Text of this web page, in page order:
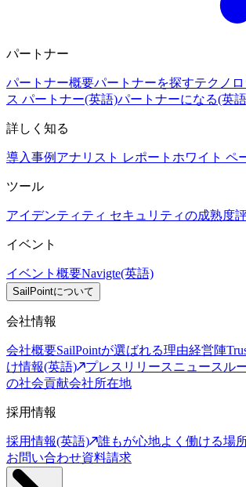
パートナー
パートナー概要パートナーを探すテクノ
ス パートナー(英語)パートナーになる(英
詳しく知る
導入事例 アナリスト レポート ホワイト ペ
ツール
アイデンティティ セキュリティの成熟度
イベント
イベント概要Navigte(英語)
SailPointについて
会社情報
会社概要SailPointが選ばれる理由経営陣
け情報(英語)
プレスリリースニュースル
の社会貢献会社所在地
採用情報
採用情報(英語)
誰もが心地よく働ける場
お問い合わせ資料請求